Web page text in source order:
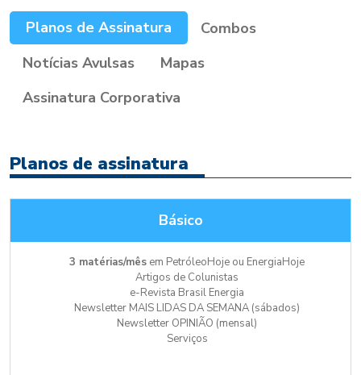
Planos de Assinatura
Combos
Notícias Avulsas
Mapas
Assinatura Corporativa
Planos de assinatura
Básico
3 matérias/mês em PetróleoHoje ou EnergiaHoje
Artigos de Colunistas
e-Revista Brasil Energia
Newsletter MAIS LIDAS DA SEMANA (sábados)
Newsletter OPINIÃO (mensal)
Serviços